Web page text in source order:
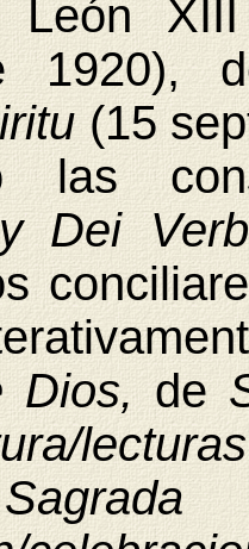
León
(15
las
Dei
Dios,de